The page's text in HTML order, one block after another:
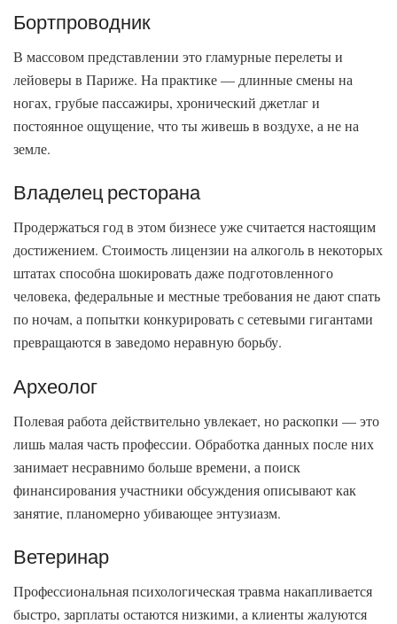
Бортпроводник
В массовом представлении это гламурные перелеты и
лейоверы в Париже. На практике — длинные смены на
ногах, грубые пассажиры, хронический джетлаг и
постоянное ощущение, что ты живешь в воздухе, а не на
земле.
Владелец ресторана
Продержаться год в этом бизнесе уже считается настоящим
достижением. Стоимость лицензии на алкоголь в некоторых
штатах способна шокировать даже подготовленного
человека, федеральные и местные требования не дают спать
по ночам, а попытки конкурировать с сетевыми гигантами
превращаются в заведомо неравную борьбу.
Археолог
Полевая работа действительно увлекает, но раскопки — это
лишь малая часть профессии. Обработка данных после них
занимает несравнимо больше времени, а поиск
финансирования участники обсуждения описывают как
занятие, планомерно убивающее энтузиазм.
Ветеринар
Профессиональная психологическая травма накапливается
быстро, зарплаты остаются низкими, а клиенты жалуются